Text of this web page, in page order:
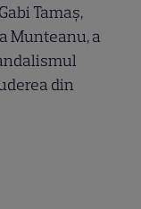
Tamaș,
Munteanu, a
din